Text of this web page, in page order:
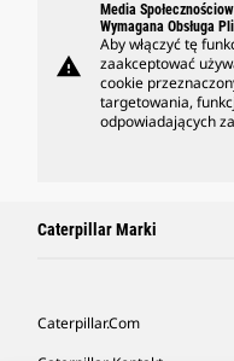
warning
Media
Wymagana Obsługa
Aby włączyć tę
zaakceptować
cookie
targetowania,
odpowiadających
Caterpillar Marki
Caterpillar.com